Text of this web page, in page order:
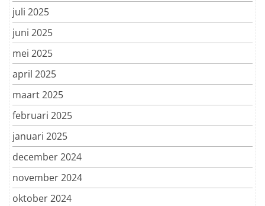
juli 2025
juni 2025
mei 2025
april 2025
maart 2025
februari 2025
januari 2025
december 2024
november 2024
oktober 2024